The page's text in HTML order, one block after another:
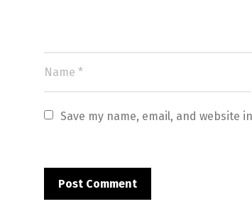
Save my name, email, and website